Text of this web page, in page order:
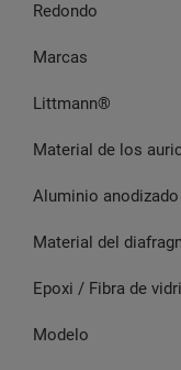
Redondo
Marcas
Littmann®
Material de los
Aluminio anodizado
Material del
Epoxi / Fibra de
Modelo